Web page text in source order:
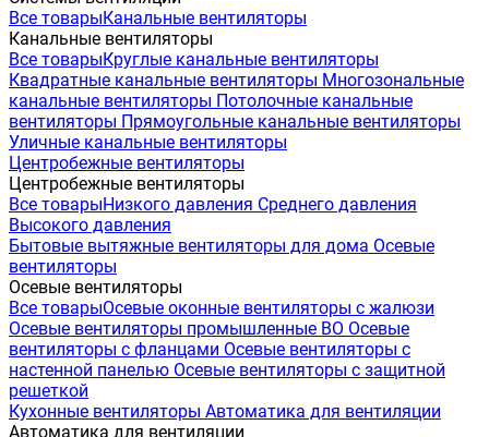
Все товарыКанальные вентиляторы
Канальные вентиляторы
Все товарыКруглые канальные вентиляторы
Квадратные канальные вентиляторы Многозональные
канальные вентиляторы Потолочные канальные
вентиляторы Прямоугольные канальные вентиляторы
Уличные канальные вентиляторы
Центробежные вентиляторы
Центробежные вентиляторы
Все товарыНизкого давления Среднего давления
Высокого давления
Бытовые вытяжные вентиляторы для дома Осевые
вентиляторы
Осевые вентиляторы
Все товарыОсевые оконные вентиляторы с жалюзи
Осевые вентиляторы промышленные ВО Осевые
вентиляторы с фланцами Осевые вентиляторы с
настенной панелью Осевые вентиляторы с защитной
решеткой
Кухонные вентиляторы Автоматика для вентиляции
Автоматика для вентиляции